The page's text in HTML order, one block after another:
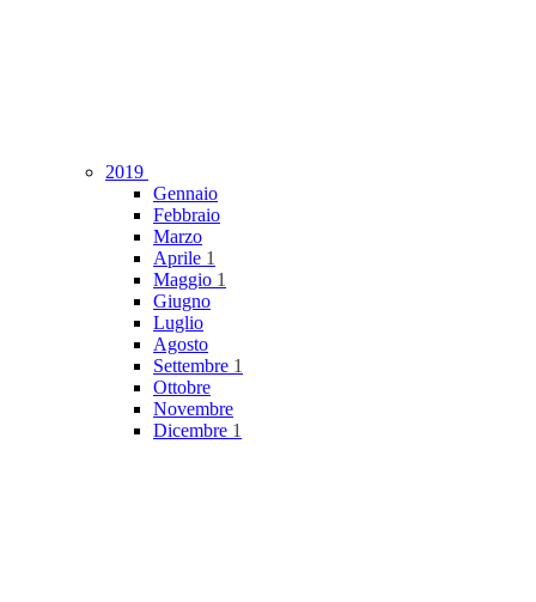
2019
Gennaio
Febbraio
Marzo
Aprile 1
Maggio 1
Giugno
Luglio
Agosto
Settembre 1
Ottobre
Novembre
Dicembre 1